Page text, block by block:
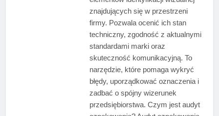
znajdujących się w przestrzeni
firmy. Pozwala ocenić ich stan
techniczny, zgodność z aktualnymi
standardami marki oraz
skuteczność komunikacyjną. To
narzędzie, które pomaga wykryć
błędy, uporządkować oznaczenia i
zadbać o spójny wizerunek
przedsiębiorstwa. Czym jest audyt